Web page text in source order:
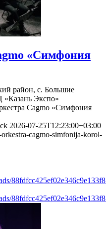
«Симфония
район, с. Большие
Экспо»
Cagmo «Симфония
2026-07-25T12:23:00+03:00
cagmo-simfonija-korol-